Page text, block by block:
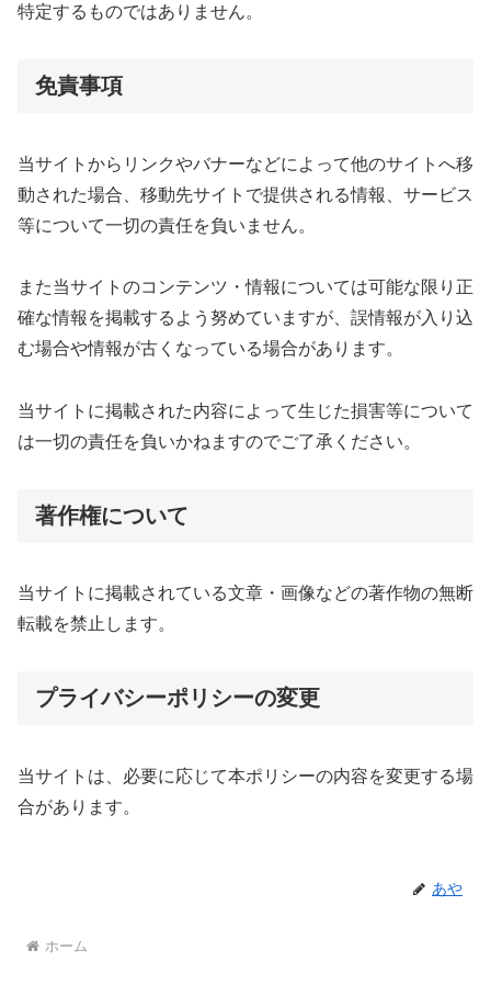
特定するものではありません。
免責事項
当サイトからリンクやバナーなどによって他のサイトへ移
動された場合、移動先サイトで提供される情報、サービス
等について一切の責任を負いません。
また当サイトのコンテンツ・情報については可能な限り正
確な情報を掲載するよう努めていますが、誤情報が入り込
む場合や情報が古くなっている場合があります。
当サイトに掲載された内容によって生じた損害等について
は一切の責任を負いかねますのでご了承ください。
著作権について
当サイトに掲載されている文章・画像などの著作物の無断
転載を禁止します。
プライバシーポリシーの変更
当サイトは、必要に応じて本ポリシーの内容を変更する場
合があります。
あや
ホーム